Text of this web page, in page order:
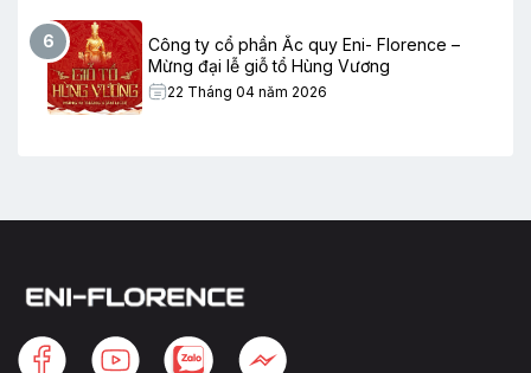
6
Công ty cổ phần Ắc quy Eni- Florence –
Mừng đại lễ giỗ tổ Hùng Vương
22 Tháng 04 năm 2026